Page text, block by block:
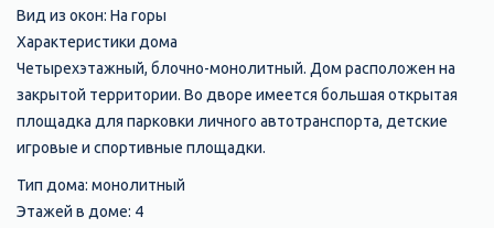
Вид из окон: На горы
Характеристики дома
Четырехэтажный, блочно-монолитный. Дом расположен на
закрытой территории. Во дворе имеется большая открытая
площадка для парковки личного автотранспорта, детские
игровые и спортивные площадки.
Тип дома: монолитный
Этажей в доме: 4